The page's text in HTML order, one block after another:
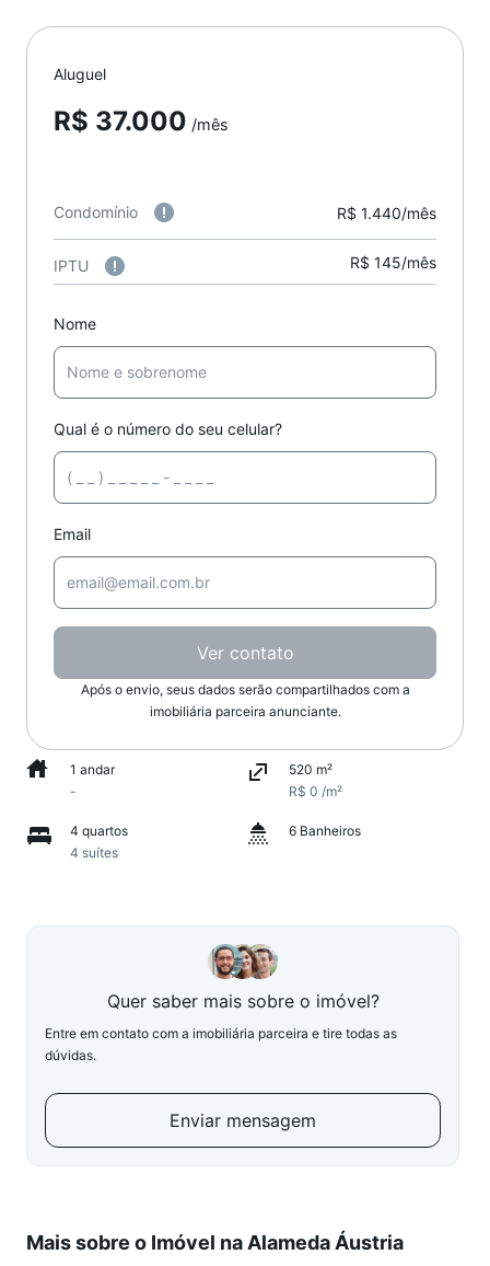
Aluguel
R$ 37.000 /mês
Condomínio R$ 1.440/mês
IPTU R$ 145/mês
Nome
Qual é o número do seu celular?
Email
Ver contato
Após o envio, seus dados serão compartilhados com a
imobiliária parceira anunciante.
1 andar
-
520 m²
R$ 0 /m²
4 quartos
4 suítes
6 Banheiros
Quer saber mais sobre o imóvel?
Entre em contato com a imobiliária parceira e tire todas as
dúvidas.
Enviar mensagem
Mais sobre o Imóvel na Alameda Áustria